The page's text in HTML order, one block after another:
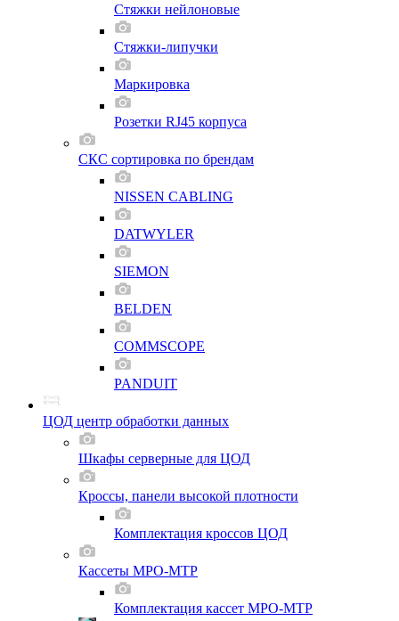
Стяжки нейлоновые
Стяжки-липучки
Маркировка
Розетки RJ45 корпуса
СКС сортировка по брендам
NISSEN CABLING
DATWYLER
SIEMON
BELDEN
COMMSCOPE
PANDUIT
ЦОД центр обработки данных
Шкафы серверные для ЦОД
Кроссы, панели высокой плотности
Комплектация кроссов ЦОД
Кассеты MPO-MTP
Комплектация кассет MPO-MTP